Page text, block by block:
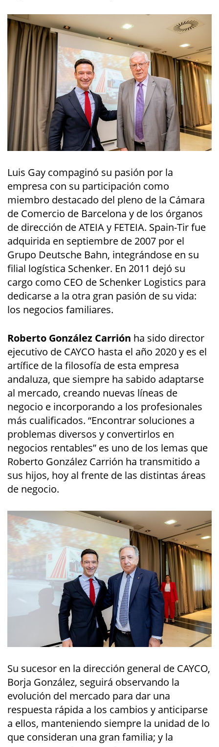
Luis Gay compaginó su pasión por la
empresa con su participación como
miembro destacado del pleno de la Cámara
de Comercio de Barcelona y de los órganos
de dirección de ATEIA y FETEIA. Spain-Tir fue
adquirida en septiembre de 2007 por el
Grupo Deutsche Bahn, integrándose en su
filial logística Schenker. En 2011 dejó su
cargo como CEO de Schenker Logistics para
dedicarse a la otra gran pasión de su vida:
los negocios familiares.
Roberto González Carrión ha sido director
ejecutivo de CAYCO hasta el año 2020 y es el
artífice de la filosofía de esta empresa
andaluza, que siempre ha sabido adaptarse
al mercado, creando nuevas líneas de
negocio e incorporando a los profesionales
más cualificados. “Encontrar soluciones a
problemas diversos y convertirlos en
negocios rentables” es uno de los lemas que
Roberto González Carrión ha transmitido a
sus hijos, hoy al frente de las distintas áreas
de negocio.
Su sucesor en la dirección general de CAYCO,
Borja González, seguirá observando la
evolución del mercado para dar una
respuesta rápida a los cambios y anticiparse
a ellos, manteniendo siempre la unidad de lo
que consideran una gran familia; y la